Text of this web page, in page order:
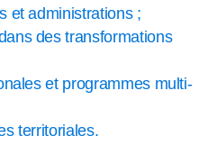
et administrations ;
des transformations
et programmes multi-
territoriales.